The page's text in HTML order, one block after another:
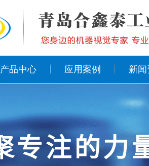
产品中心 应用案例 新